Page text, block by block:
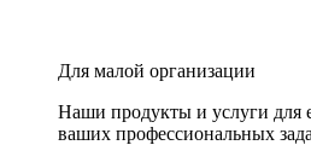
Для малой организации
Наши продукты и услуги для
ваших профессиональных